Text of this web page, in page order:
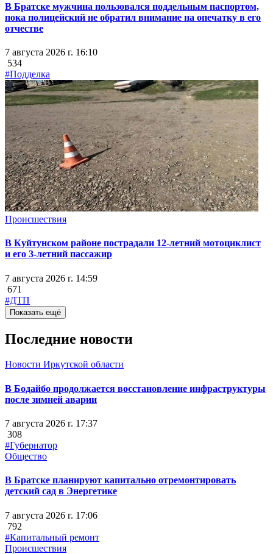
В Братске мужчина пользовался поддельным паспортом,
пока полицейский не обратил внимание на опечатку в его
отчестве
7 августа 2026 г. 16:10
534
#Подделка
Происшествия
В Куйтунском районе пострадали 12-летний мотоциклист
и его 3-летний пассажир
7 августа 2026 г. 14:59
671
#ДТП
Показать ещё
Последние новости
Новости Иркутской области
В Бодайбо продолжается восстановление инфраструктуры
после зимней аварии
7 августа 2026 г. 17:37
308
#Губернатор
Общество
В Братске планируют капитально отремонтировать
детский сад в Энергетике
7 августа 2026 г. 17:06
792
#Капитальный ремонт
Происшествия